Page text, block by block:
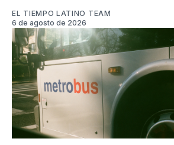
EL TIEMPO LATINO TEAM
6 de agosto de 2026